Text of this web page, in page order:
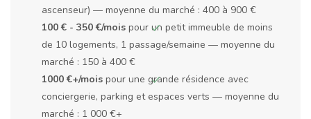
ascenseur) — moyenne du marché : 400 à 900 €
100 € - 350 €/mois pour un petit immeuble de moins
de 10 logements, 1 passage/semaine — moyenne du
marché : 150 à 400 €
1000 €+/mois pour une grande résidence avec
conciergerie, parking et espaces verts — moyenne du
marché : 1 000 €+